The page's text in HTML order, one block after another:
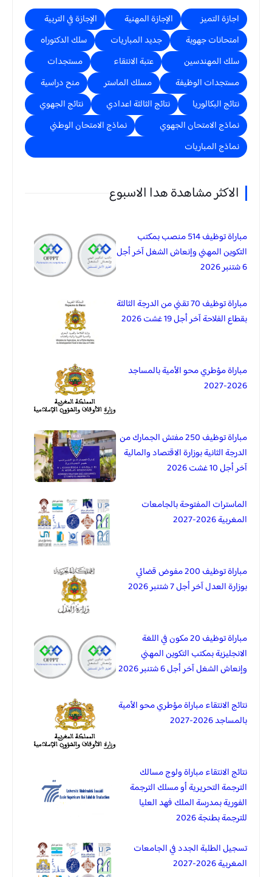
اجازة التميز الإجازة المهنية
الإجازة في التربية
امتحانات جهوية
جديد المباريات
سلك الدكتوراه
سلك المهندسين
عتبة الانتقاء
مستجدات
مستجدات الوظيفة
مسلك الماستر
منح دراسية
نتائج البكالوريا
نتائج الثالثة اعدادي
نتائج الجهوي
نماذج الامتحان الجهوي
نماذج الامتحان الوطني
نماذج المباريات
الاكثر مشاهدة هدا الاسبوع
مباراة توظيف 514 منصب بمكتب
التكوين المهني وإنعاش الشغل آخر أجل
6 شتنبر 2026
مباراة توظيف 70 تقني من الدرجة الثالثة
بقطاع الفلاحة آخر أجل 19 غشت 2026
مباراة مؤطري محو الأمية بالمساجد
2026-2027
مباراة توظيف 250 مفتش الجمارك من
الدرجة الثانية بوزارة الاقتصاد والمالية
آخر أجل 10 غشت 2026
الماسترات المفتوحة بالجامعات
المغربية 2026-2027
مباراة توظيف 200 مفوض قضائي
بوزارة العدل آخر أجل 7 شتنبر 2026
مباراة توظيف 20 مكون في اللغة
الانجليزية بمكتب التكوين المهني
وإنعاش الشغل آخر أجل 6 شتنبر 2026
نتائج الانتقاء مباراة مؤطري محو الأمية
بالمساجد 2026-2027
نتائج الانتقاء مباراة ولوج مسالك
الترجمة التحريرية أو مسلك الترجمة
الفورية بمدرسة الملك فهد العليا
للترجمة بطنجة 2026
تسجيل الطلبة الجدد في الجامعات
المغربية 2026-2027